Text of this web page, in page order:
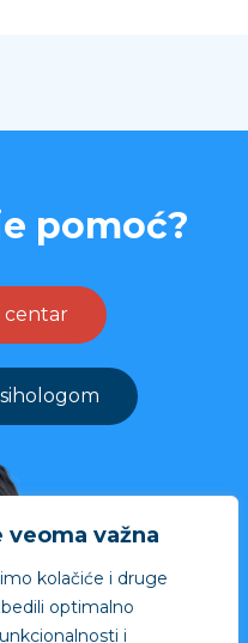
važna
kolačiće i druge
optimalno
i
pomoć?
centar